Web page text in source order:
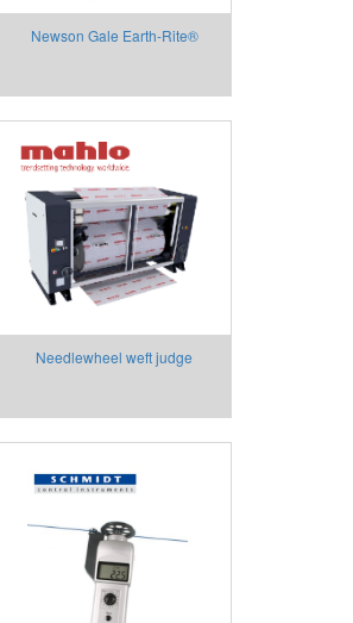
Newson Gale Earth-Rite®
khóa liên động
Needlewheel weft judge